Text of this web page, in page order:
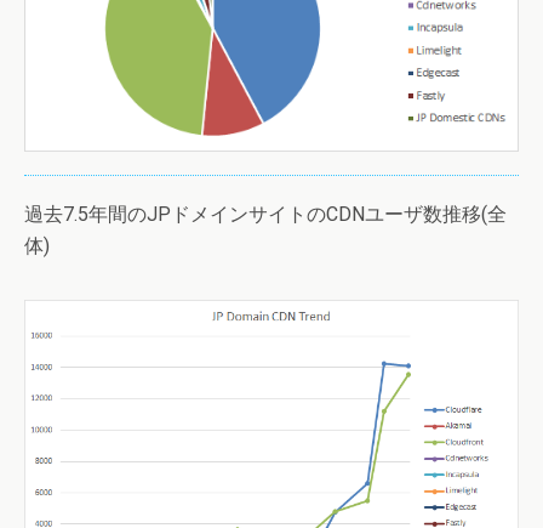
過去7.5年間のJPドメインサイトのCDNユーザ数推移(全
体)